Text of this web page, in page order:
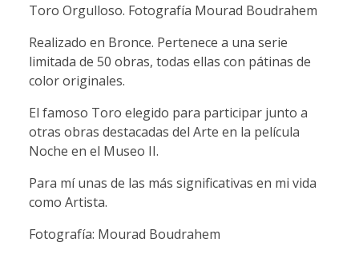
Toro Orgulloso. Fotografía Mourad Boudrahem
Realizado en Bronce. Pertenece a una serie
limitada de 50 obras, todas ellas con pátinas de
color originales.
El famoso Toro elegido para participar junto a
otras obras destacadas del Arte en la película
Noche en el Museo II.
Para mí unas de las más significativas en mi vida
como Artista.
Fotografía: Mourad Boudrahem